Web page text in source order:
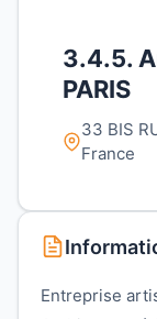
3.4.5.
PARIS
33 BIS
France
Entreprise